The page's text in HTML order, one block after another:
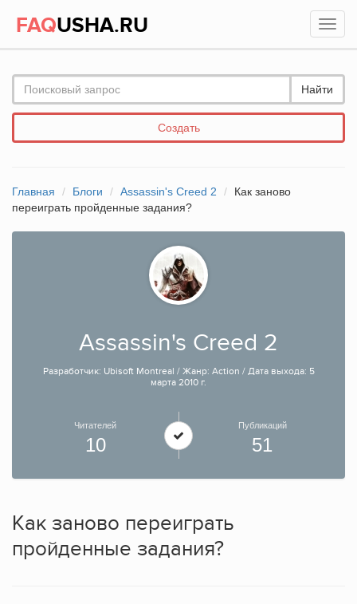
FAQUSHA.RU
Найти
Создать
Главная Блоги Assassin's Creed 2
Как заново
переиграть пройденные задания?
Assassin's Creed 2
Разработчик: Ubisoft Montreal / Жанр: Action / Дата выхода: 5
марта 2010 г.
Читателей
10
Публикаций
51
Как заново переиграть
пройденные задания?